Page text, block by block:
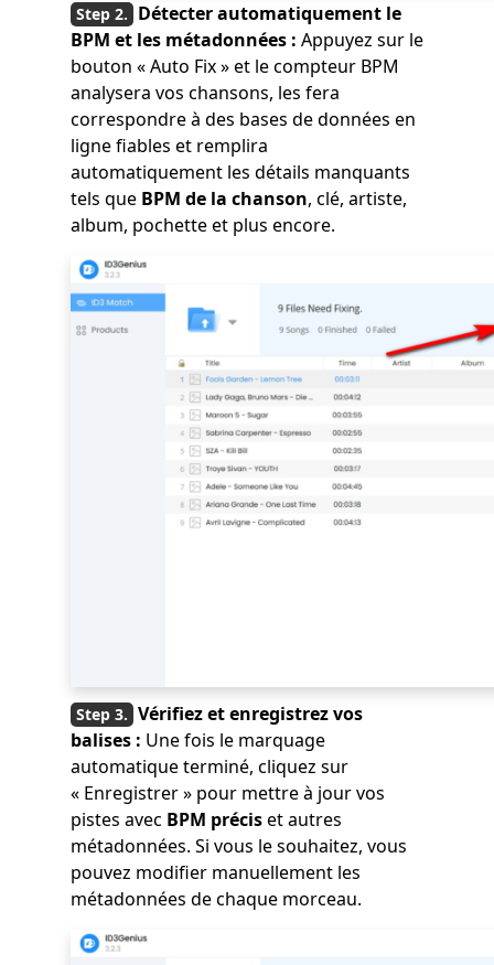
Détecter automatiquement le
BPM et les métadonnées : Appuyez sur le
bouton « Auto Fix » et le compteur BPM
analysera vos chansons, les fera
correspondre à des bases de données en
ligne fiables et remplira
automatiquement les détails manquants
tels que BPM de la chanson, clé, artiste,
album, pochette et plus encore.
Vérifiez et enregistrez vos
balises : Une fois le marquage
automatique terminé, cliquez sur
« Enregistrer » pour mettre à jour vos
pistes avec BPM préciset autres
métadonnées. Si vous le souhaitez, vous
pouvez modifier manuellement les
métadonnées de chaque morceau.